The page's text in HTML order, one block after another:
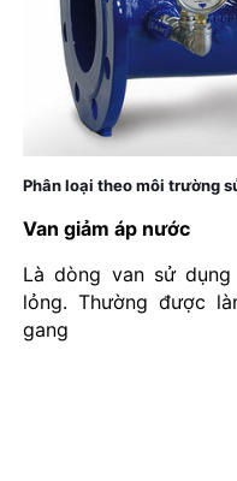
Phân loại theo môi trường
Van giảm áp nước
Là dòng van sử
lỏng. Thường được
gang